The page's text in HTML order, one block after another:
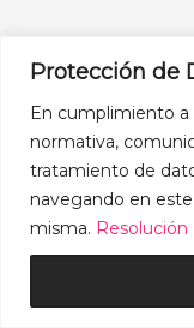
Protección de
En cumplimiento
normativa,
tratamiento de
navegando en
misma. Resolución